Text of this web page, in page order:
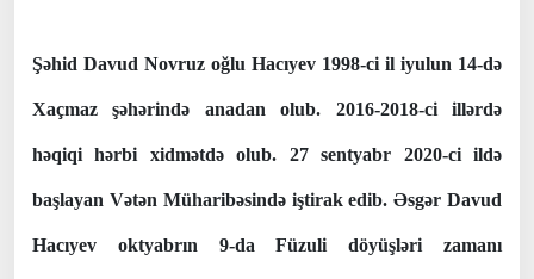
Şəhid Davud Novruz oğlu Hacıyev 1998-ci il iyulun 14-də
Xaçmaz şəhərində anadan olub. 2016-2018-ci illərdə
həqiqi hərbi xidmətdə olub. 27 sentyabr 2020-ci ildə
başlayan Vətən Müharibəsində iştirak edib. Əsgər Davud
Hacıyev oktyabrın 9-da Füzuli döyüşləri zamanı